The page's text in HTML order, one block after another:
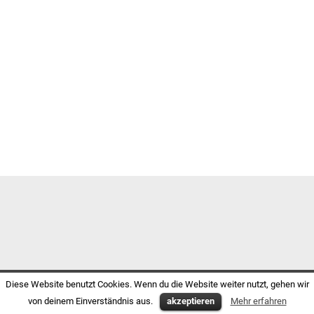
Diese Website benutzt Cookies. Wenn du die Website weiter nutzt, gehen wir
von deinem Einverständnis aus.
akzeptieren Mehr erfahren